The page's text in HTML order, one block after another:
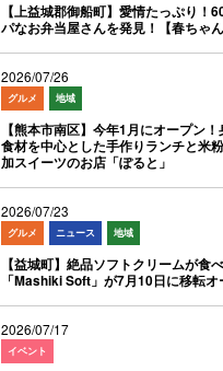
【上益城郡御船町】愛情たっぷり！
パなお弁当屋さんを発見！【春ちゃん
2026/07/26
グルメ 地域
【熊本市南区】今年1月にオープン
食材を中心とした手作りランチと米
加スイーツのお店「ぽると」
2026/07/23
グルメ ニュース 地域
【益城町】絶品ソフトクリームが食
「Mashiki Soft」が7月10日に移転オ
2026/07/17
イベント